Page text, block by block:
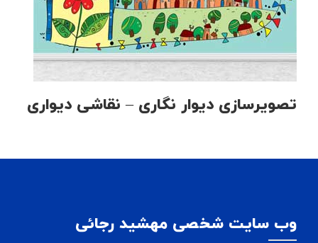
تصویرسازی دیوار نگاری – نقاشی دیواری
وب سایت شخصی مهشید رجائی